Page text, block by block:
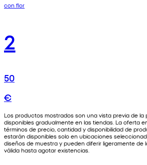
con flor
2
50
€
Los productos mostrados son una vista previa de
disponibles gradualmente en las tiendas. La oferta
términos de precio, cantidad y disponibilidad de
estarán disponibles solo en ubicaciones
diseños de muestra y pueden diferir ligeramente de
válida hasta agotar existencias.